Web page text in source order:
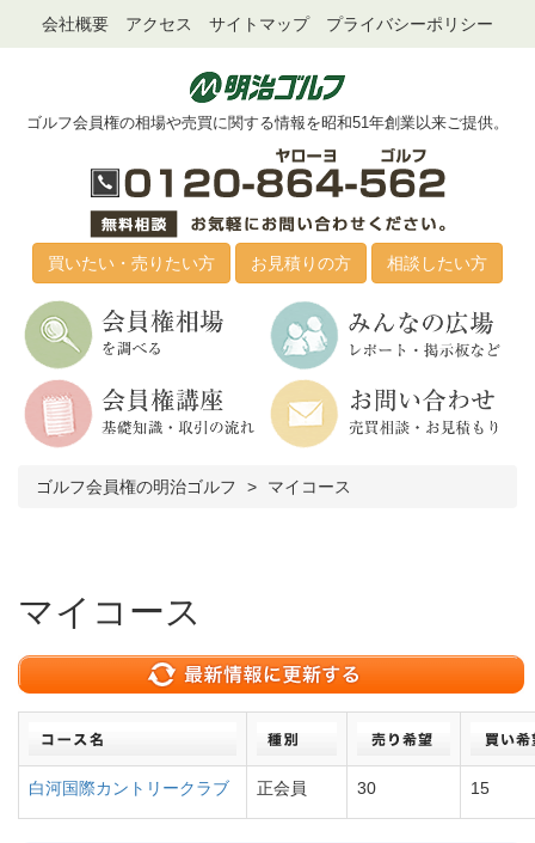
会社概要 アクセス サイトマップ プライバシーポリシー
ゴルフ会員権の相場や売買に関する情報を昭和51年創業以来ご提供。
買いたい・売りたい方 お見積りの方 相談したい方
ゴルフ会員権の明治ゴルフ マイコース
マイコース
白河国際カントリークラブ 正会員 30 15